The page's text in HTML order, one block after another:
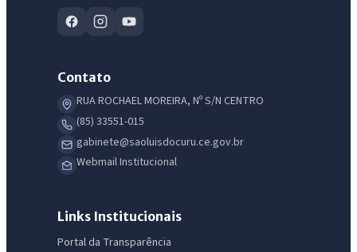
Contato
RUA ROCHAEL MOREIRA, Nº S/N CENTRO
(85) 33551-015
gabinete@saoluisdocuru.ce.gov.br
Webmail Institucional
Links Institucionais
Portal da Transparência